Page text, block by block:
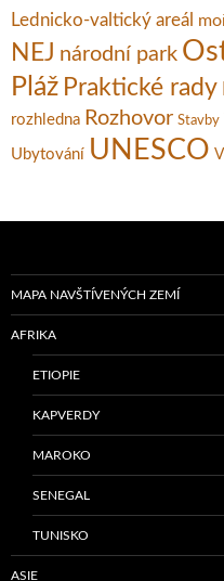
Lednicko-valtický areál
NEJ národní park
Pláž Praktické rady
rozhledna Rozhovor Stavby
Ubytování UNESCO
MAPA NAVŠTÍVENÝCH ZEMÍ
AFRIKA
ETIOPIE
KAPVERDY
MAROKO
SENEGAL
TUNISKO
ASIE